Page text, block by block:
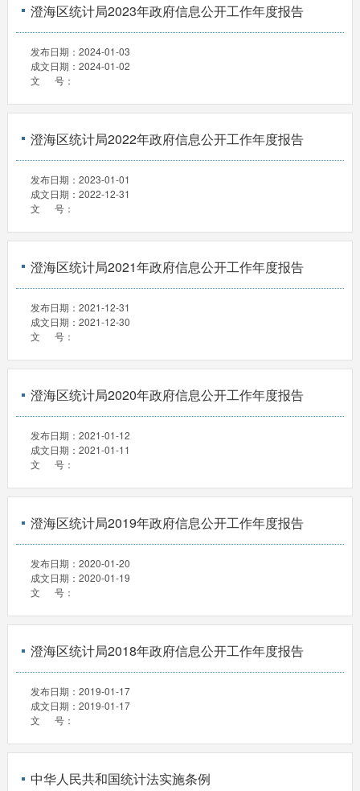
澄海区统计局2023年政府信息公开工作年度报告
发布日期： 2024-01-03
成文日期： 2024-01-02
文 号：
澄海区统计局2022年政府信息公开工作年度报告
发布日期： 2023-01-01
成文日期： 2022-12-31
文 号：
澄海区统计局2021年政府信息公开工作年度报告
发布日期： 2021-12-31
成文日期： 2021-12-30
文 号：
澄海区统计局2020年政府信息公开工作年度报告
发布日期： 2021-01-12
成文日期： 2021-01-11
文 号：
澄海区统计局2019年政府信息公开工作年度报告
发布日期： 2020-01-20
成文日期： 2020-01-19
文 号：
澄海区统计局2018年政府信息公开工作年度报告
发布日期： 2019-01-17
成文日期： 2019-01-17
文 号：
中华人民共和国统计法实施条例